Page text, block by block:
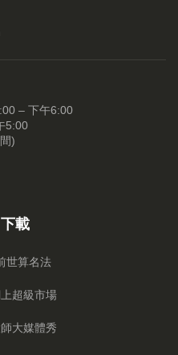
– 下午6:00
5:00
)
載
世算名法
超級市場
大媒體秀